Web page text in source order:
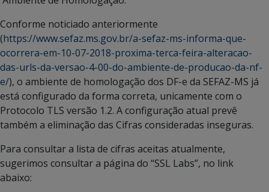
Conforme noticiado anteriormente
(https://www.sefaz.ms.gov.br/a-sefaz-ms-informa-que-
ocorrera-em-10-07-2018-proxima-terca-feira-alteracao-
das-urls-da-versao-4-00-do-ambiente-de-producao-da-nf-
e/), o ambiente de homologação dos DF-e da SEFAZ-MS já
está configurado da forma correta, unicamente com o
Protocolo TLS versão 1.2. A configuração atual prevê
também a eliminação das Cifras consideradas inseguras.
Para consultar a lista de cifras aceitas atualmente,
sugerimos consultar a página do “SSL Labs”, no link
abaixo: